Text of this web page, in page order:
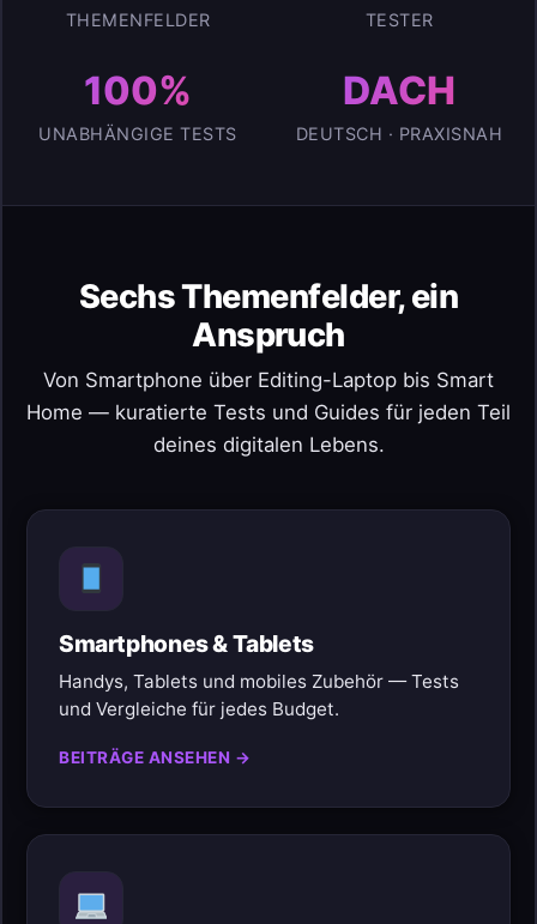
THEMENFELDER TESTER
100%
UNABHÄNGIGE TESTS
DACH
DEUTSCH · PRAXISNAH
Sechs Themenfelder, ein
Anspruch
Von Smartphone über Editing-Laptop bis Smart
Home — kuratierte Tests und Guides für jeden Teil
deines digitalen Lebens.
Smartphones & Tablets
Handys, Tablets und mobiles Zubehör — Tests
und Vergleiche für jedes Budget.
BEITRÄGE ANSEHEN →